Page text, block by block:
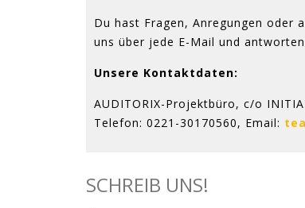
Du hast Fragen, Anregungen oder
uns über jede E-Mail und
Unsere Kontaktdaten:
AUDITORIX-Projektbüro, c/o
Telefon: 0221-30170560, Email:
SCHREIB UNS!